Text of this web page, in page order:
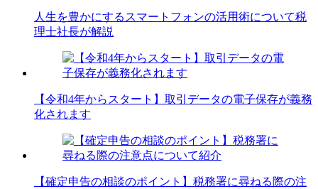
人生を豊かにするスマートフォンの活用術について税
理士社長が解説
【令和4年からスタート】取引データの電子保存が義務
化されます
【確定申告の相談のポイント】税務署に尋ねる際の注